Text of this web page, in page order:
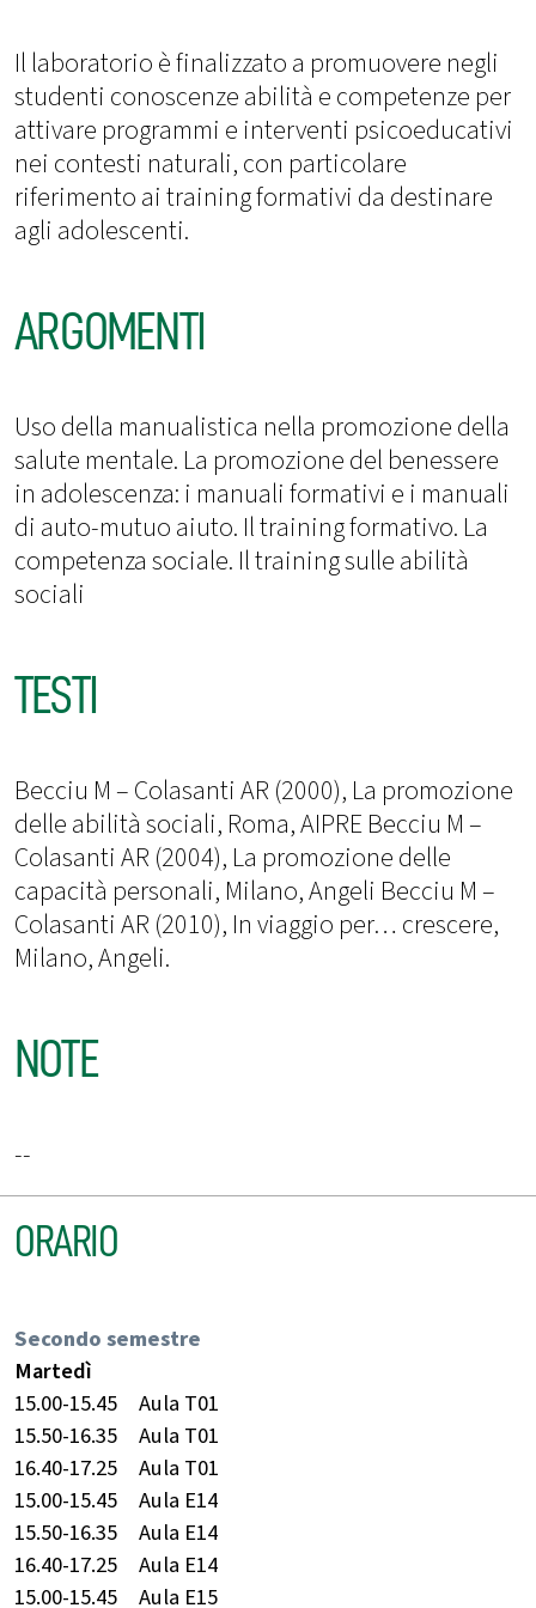
Il laboratorio è finalizzato a promuovere negli
studenti conoscenze abilità e competenze per
attivare programmi e interventi psicoeducativi
nei contesti naturali, con particolare
riferimento ai training formativi da destinare
agli adolescenti.
ARGOMENTI
Uso della manualistica nella promozione della
salute mentale. La promozione del benessere
in adolescenza: i manuali formativi e i manuali
di auto-mutuo aiuto. Il training formativo. La
competenza sociale. Il training sulle abilità
sociali
TESTI
Becciu M – Colasanti AR (2000), La promozione
delle abilità sociali, Roma, AIPRE Becciu M –
Colasanti AR (2004), La promozione delle
capacità personali, Milano, Angeli Becciu M –
Colasanti AR (2010), In viaggio per… crescere,
Milano, Angeli.
NOTE
--
ORARIO
Secondo semestre
Martedì
15.00-15.45
Aula T01
15.50-16.35
Aula T01
16.40-17.25
Aula T01
15.00-15.45
Aula E14
15.50-16.35
Aula E14
16.40-17.25
Aula E14
15.00-15.45
Aula E15